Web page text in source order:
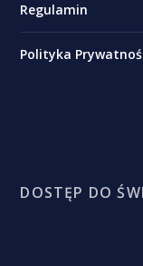
Regulamin
Polityka
DOSTĘP DO